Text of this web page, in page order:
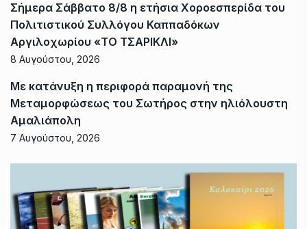
Σήμερα Σάββατο 8/8 η ετήσια Χοροεσπερίδα του
Πολιτιστικού Συλλόγου Καππαδόκων
Αργιλοχωρίου «ΤΟ ΤΣΑΡΙΚΛΙ»
8 Αυγούστου, 2026
Με κατάνυξη η περιφορά παραμονή της
Μεταμορφώσεως του Σωτήρος στην ηλιόλουστη
Αμαλιάπολη
7 Αυγούστου, 2026